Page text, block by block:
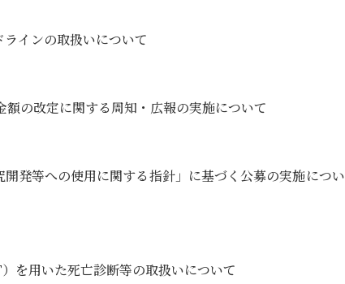
インの取扱いについて
額の改定に関する周知・広報の実施について
開発等への使用に関する指針」に基づく公募の実施につい
を用いた死亡診断等の取扱いについて